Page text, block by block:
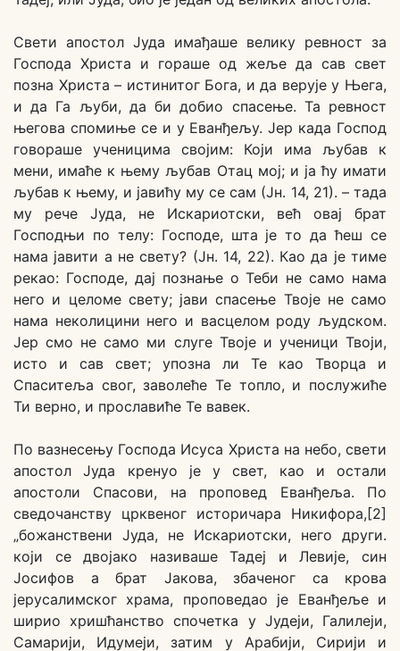
Свети апостол Јуда имађаше велику ревност за
Господа Христа и гораше од жеље да сав свет
позна Христа – истинитог Бога, и да верује у Њега,
и да Га љуби, да би добио спасење. Та ревност
његова спомиње се и у Еванђељу. Јер када Господ
говораше ученицима својим: Који има љубав к
мени, имаће к њему љубав Отац мој; и ја ћу имати
љубав к њему, и јавићу му се сам (Јн. 14, 21). – тада
му рече Јуда, не Искариотски, већ овај брат
Господњи по телу: Господе, шта је то да ћеш се
нама јавити а не свету? (Јн. 14, 22). Као да је тиме
рекао: Господе, дај познање о Теби не само нама
него и целоме свету; јави спасење Твоје не само
нама неколицини него и васцелом роду људском.
Јер смо не само ми слуге Твоје и ученици Твоји,
исто и сав свет; упозна ли Те као Творца и
Спаситеља свог, заволеће Те топло, и послужиће
Ти верно, и прославиће Те вавек.
По вазнесењу Господа Исуса Христа на небо, свети
апостол Јуда кренуо је у свет, као и остали
апостоли Спасови, на проповед Еванђеља. По
сведочанству црквеног историчара Никифора,[2]
„божанствени Јуда, не Искариотски, него други.
који се двојако називаше Тадеј и Левије, син
Јосифов а брат Јакова, збаченог са крова
јерусалимског храма, проповедао је Еванђеље и
ширио хришћанство спочетка у Јудеји, Галилеји,
Самарији, Идумеји, затим у Арабији, Сирији и